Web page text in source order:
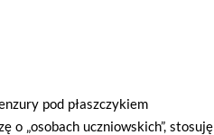
pod płaszczykiem
o „osobach uczniowskich”, stosuję